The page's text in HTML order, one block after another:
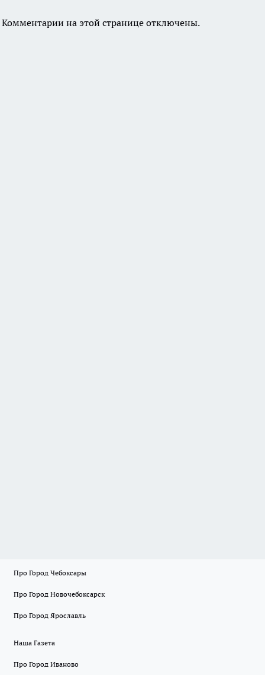
Комментарии на этой странице отключены.
Про Город Чебоксары
Про Город Новочебоксарск
Про Город Ярославль
Наша Газета
Про Город Иваново